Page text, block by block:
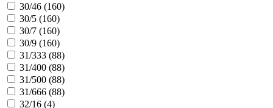
30/46 (160)
30/5 (160)
30/7 (160)
30/9 (160)
31/333 (88)
31/400 (88)
31/500 (88)
31/666 (88)
32/16 (4)